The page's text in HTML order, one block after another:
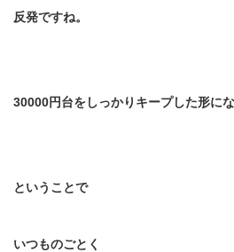
反発ですね。
30000円台をしっかりキープした形にな
ということで
いつものごとく